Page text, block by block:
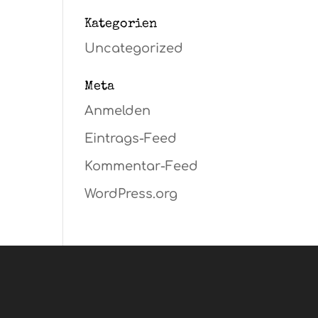
Kategorien
Uncategorized
Meta
Anmelden
Eintrags-Feed
Kommentar-Feed
WordPress.org